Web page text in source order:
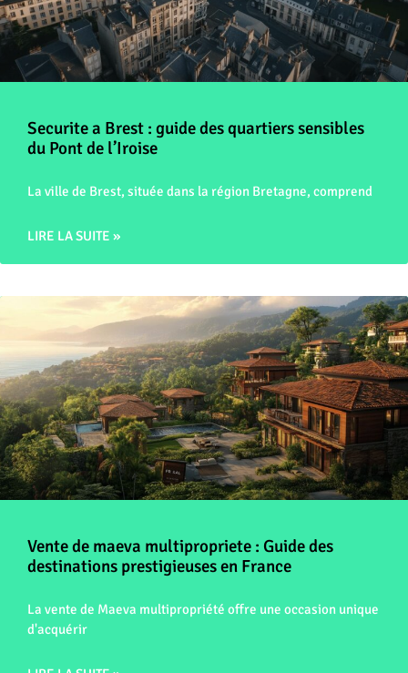
Securite a Brest : guide des quartiers sensibles
du Pont de l’Iroise
La ville de Brest, située dans la région Bretagne, comprend
LIRE LA SUITE »
Vente de maeva multipropriete : Guide des
destinations prestigieuses en France
La vente de Maeva multipropriété offre une occasion unique
d'acquérir